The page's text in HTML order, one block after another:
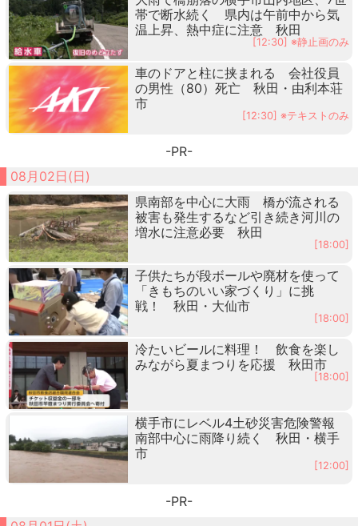
帯で断水続く 県内は午前中から気
温上昇、熱中症に注意 秋田
[12:30] ※静止画のみ
車のドアと柱に挟まれる 会社役員
の男性（80）死亡 秋田・由利本荘
市
[12:30] ※テキストのみ
-PR-
08月02日(日)
県南部を中心に大雨 橋が流される
被害も発生するなど引き続き河川の
増水に注意必要 秋田
[18:00]
子供たちが段ボールや廃材を使って
「きもちのいい家づくり」に挑
戦！ 秋田・大仙市
[18:00]
冷たいビールに料理！ 飲食を楽し
みながら夏まつりを応援 秋田市
[18:00]
横手市にレベル4土砂災害危険警報
南部中心に雨降り続く 秋田・横手
市
[12:00]
-PR-